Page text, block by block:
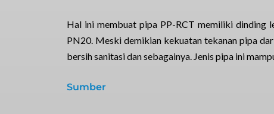
Hal ini membuat pipa PP-RCT memiliki dinding
PN20. Meski demikian kekuatan tekanan pipa
bersih sanitasi dan sebagainya. Jenis pipa ini
Sumber